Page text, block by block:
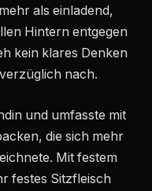
als einladend,
Hintern entgegen
kein klares Denken
nach.
und umfasste mit
die sich mehr
Mit festem
festes Sitzfleisch